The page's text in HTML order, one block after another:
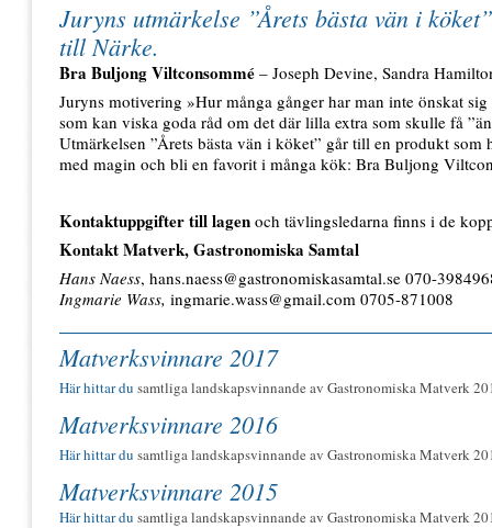
Juryns utmärkelse ”Årets bästa vän i
till Närke.
Bra Buljong Viltconsommé – Joseph Devine, Sandra
Juryns motivering »Hur många gånger har man inte önskat
som kan viska goda råd om det där lilla extra som skulle få
Utmärkelsen ”Årets bästa vän i köket” går till en produkt
med magin och bli en favorit i många kök: Bra Buljong
Kontaktuppgifter till lagen och tävlingsledarna finns i de
Kontakt Matverk, Gastronomiska Samtal
Hans Naess, hans.naess@gastronomiskasamtal.se 070-
Ingmarie Wass, ingmarie.wass@gmail.com 0705-871008
Matverksvinnare 2017
Här hittar du samtliga landskapsvinnande av Gastronomiska Matverk
Matverksvinnare 2016
Här hittar du samtliga landskapsvinnande av Gastronomiska Matverk
Matverksvinnare 2015
Här hittar du samtliga landskapsvinnande av Gastronomiska Matverk